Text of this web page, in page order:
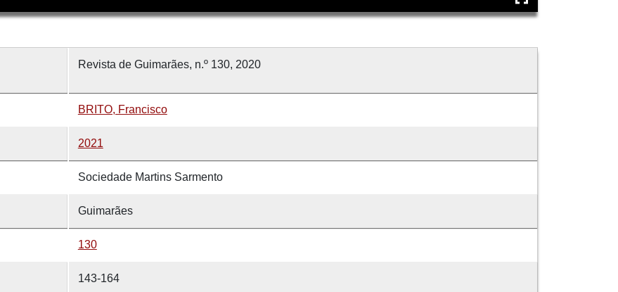
Revista de Guimarães, n.º 130, 2020
BRITO, Francisco
2021
Sociedade Martins Sarmento
Guimarães
130
143-164